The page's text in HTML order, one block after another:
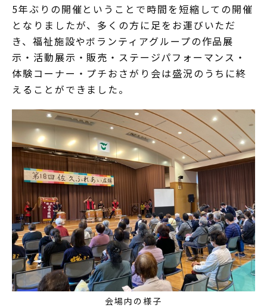
5年ぶりの開催ということで時間を短縮しての開催
となりましたが、多くの方に足をお運びいただ
き、福祉施設やボランティアグループの作品展
示・活動展示・販売・ステージパフォーマンス・
体験コーナー・プチおさがり会は盛況のうちに終
えることができました。
会場内の様子